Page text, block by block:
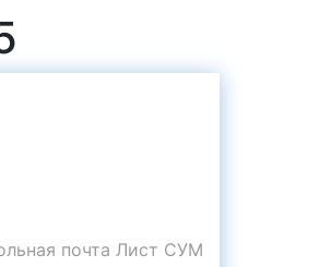
почта Лист СУМ